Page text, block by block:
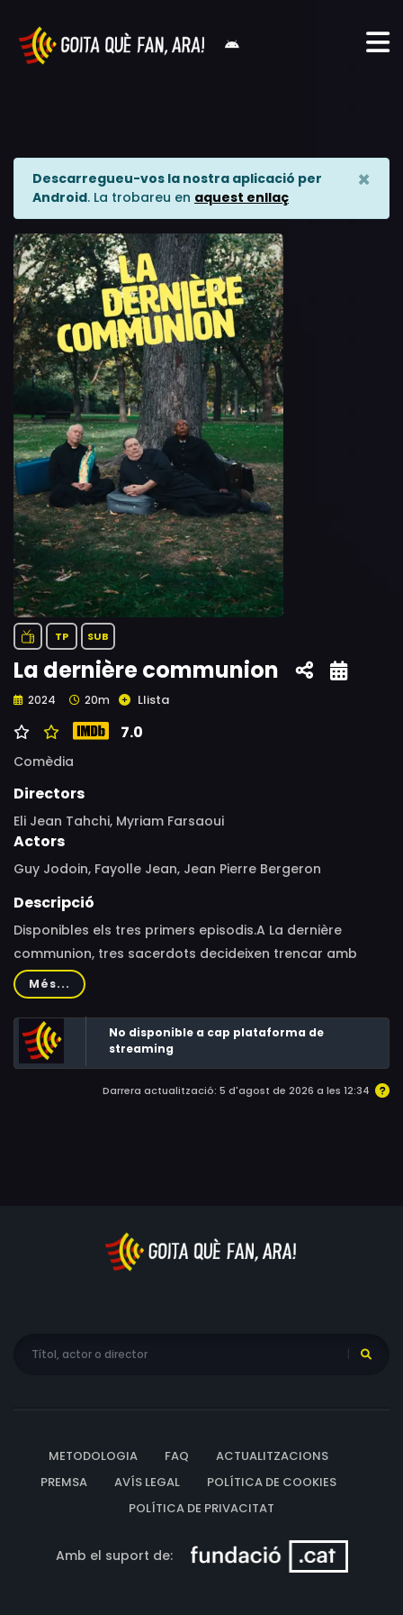
Descarregueu-vos la nostra aplicació per
Android. La trobareu en aquest enllaç
×
TP SUB
La dernière communion
2024 20m Llista
7.0
Comèdia
Directors
Eli Jean Tahchi, Myriam Farsaoui
Actors
Guy Jodoin, Fayolle Jean, Jean Pierre Bergeron
Descripció
Disponibles els tres primers episodis.A La dernière
communion, tres sacerdots decideixen trencar amb
l’Església i reinventar les seves vides en la seva vellesa
després de la venda del seu monestir.Sense estalvis ni
plans de futur, es refugien a casa de l’amiga d’un d’ells,
on intenten desenvolupar-se en el món modern. A
mesura que es desenvolupen les desventures del seu
viacrucis, el que semblava l’apocalipsi per a aquests
Més...
No disponible a cap plataforma de
streaming
Darrera actualització: 5 d'agost de 2026 a les 12:34
METODOLOGIA FAQ
ACTUALITZACIONS
PREMSA
AVÍS LEGAL
POLÍTICA DE COOKIES
POLÍTICA DE PRIVACITAT
Amb el suport de: